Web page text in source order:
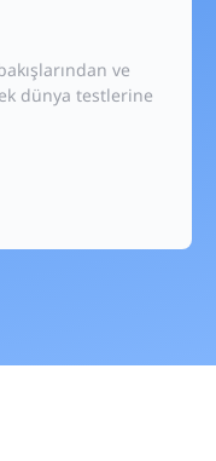
ve
dünya testlerine